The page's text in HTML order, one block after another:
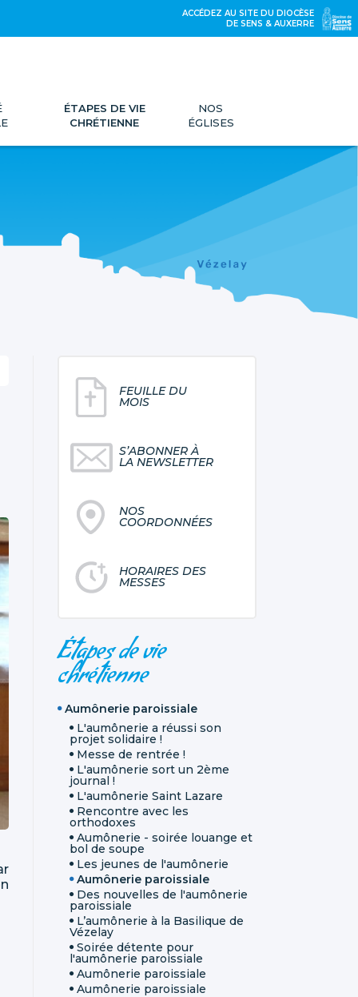
ACCÉDEZ AU SITE DU DIOCÈSE
DE SENS & AUXERRE
ÉTAPES DE VIE
CHRÉTIENNE
NOS
ÉGLISES
FEUILLE DU
MOIS
S’ABONNER À
LA NEWSLETTER
NOS
COORDONNÉES
HORAIRES DES
MESSES
Étapes de vie
chrétienne
Aumônerie paroissiale
L'aumônerie a réussi son
projet solidaire !
Messe de rentrée !
L'aumônerie sort un 2ème
journal !
L'aumônerie Saint Lazare
Rencontre avec les
orthodoxes
Aumônerie - soirée louange et
bol de soupe
Les jeunes de l'aumônerie
Aumônerie paroissiale
Des nouvelles de l'aumônerie
paroissiale
L’aumônerie à la Basilique de
Vézelay
Soirée détente pour
l'aumônerie paroissiale
Aumônerie paroissiale
Aumônerie paroissiale